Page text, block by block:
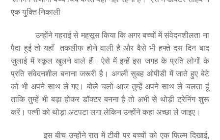
एक युक्ति निकाली
उन्होंने गहराई से महसूस किया कि अगर बच्चों में संवेदनशीलता ना
पैदा हुई तो यहाँ तकलीफ होने वाली है और वैसे भी हफ्ते दस दिन बाद
जुलाई में स्कूल खुलने वाले हैं। ऐसे में इन्हें इस जगह के प्रति लोगों के
प्रति संवेदनशील बनाना जरूरी है। अगली सुबह ओपीडी में जाते हुए बेटे
को भी अपने साथ ले गए। बोले चलो आज तुम्हें अपने साथ ले चलता हूं
ताकि तुम्हें भी बड़ा होकर डॉक्टर बनना है तो अभी से थोड़ी ट्रेनिंग शुरू
करें। पत्नी को थोड़ा अटपटा लगा लेकिन उन्होंने कहा अच्छा ले जाइए।
इस बीच उन्होंने रात में टीवी पर बच्चों को एक फिल्म दिखाई,